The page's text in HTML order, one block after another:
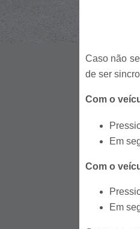
Caso não
de ser
Com o
Em
Com o
Em